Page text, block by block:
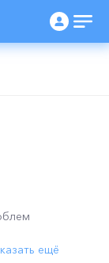
ещё